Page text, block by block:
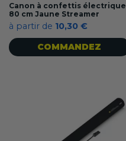
Canon à confettis électrique
80 cm Jaune Streamer
à partir de 10,30 €
COMMANDEZ